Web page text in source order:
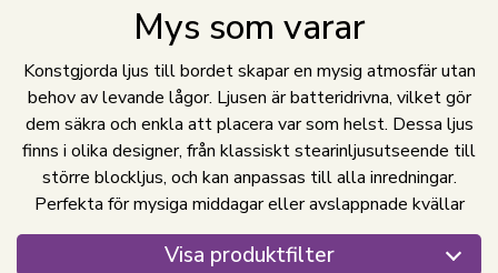
Mys som varar
Konstgjorda ljus till bordet skapar en mysig atmosfär utan
behov av levande lågor. Ljusen är batteridrivna, vilket gör
dem säkra och enkla att placera var som helst. Dessa ljus
finns i olika designer, från klassiskt stearinljusutseende till
större blockljus, och kan anpassas till alla inredningar.
Perfekta för mysiga middagar eller avslappnade kvällar
Visa produktfilter